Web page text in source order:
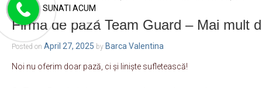
Firma de pază Team Guard – Mai mult
Posted on April 27, 2025 by Barca Valentina
Noi nu oferim doar pază, ci și liniște sufletească!
SUNATI ACUM